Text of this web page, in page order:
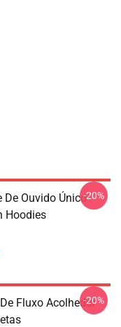
De Ouvido Único
Hoodies
-20%
Fluxo Acolhedor
-20%